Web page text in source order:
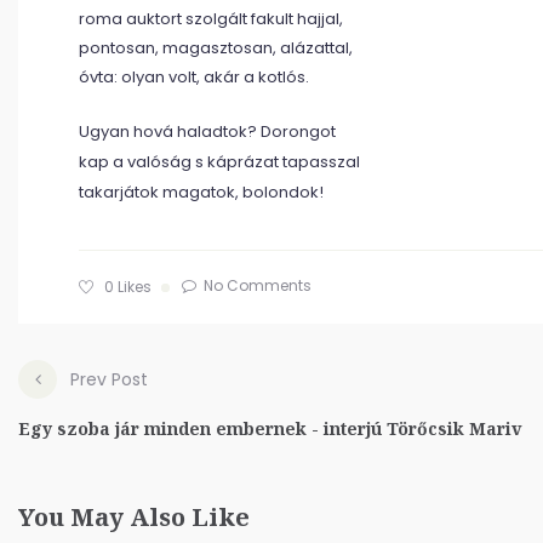
roma auktort szolgált fakult hajjal,
pontosan, magasztosan, alázattal,
óvta: olyan volt, akár a kotlós.
Ugyan hová haladtok? Dorongot
kap a valóság s káprázat tapasszal
takarjátok magatok, bolondok!
0 Likes No Comments
Prev Post
Egy szoba jár minden embernek - interjú Törőcsik Mariv
You May Also Like